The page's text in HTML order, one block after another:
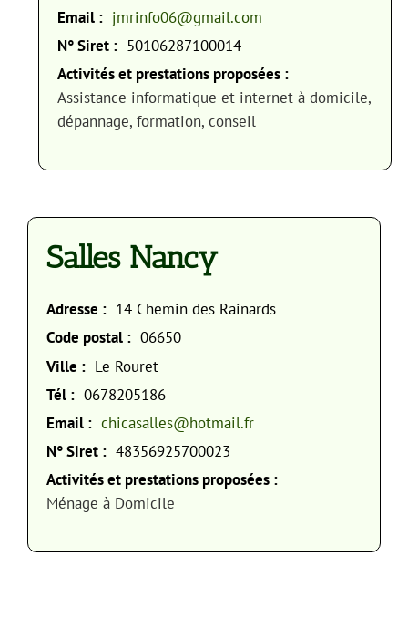
Email : jmrinfo06@gmail.com
N° Siret : 50106287100014
Activités et prestations proposées :
Assistance informatique et internet à domicile,
dépannage, formation, conseil
Salles Nancy
Adresse : 14 Chemin des Rainards
Code postal : 06650
Ville : Le Rouret
Tél : 0678205186
Email : chicasalles@hotmail.fr
N° Siret : 48356925700023
Activités et prestations proposées :
Ménage à Domicile